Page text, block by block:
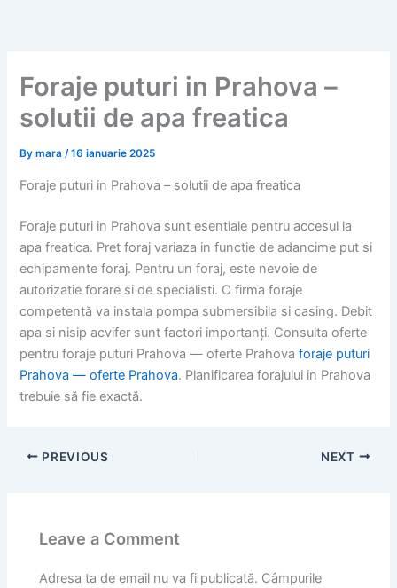
Foraje puturi in Prahova –
solutii de apa freatica
Bymara/16 ianuarie 2025
Foraje puturi in Prahova – solutii de apa freatica
Foraje puturi in Prahova sunt esentiale pentru accesul la
apa freatica. Pret foraj variaza in functie de adancime put si
echipamente foraj. Pentru un foraj, este nevoie de
autorizatie forare si de specialisti. O firma foraje
competentă va instala pompa submersibila si casing. Debit
apa si nisip acvifer sunt factori importanți. Consulta oferte
pentru foraje puturi Prahova — oferte Prahovaforaje puturi
Prahova — oferte Prahova. Planificarea forajului in Prahova
trebuie să fie exactă.
PREVIOUS NEXT
Leave a Comment
Adresa ta de email nu va fi publicată. Câmpurile